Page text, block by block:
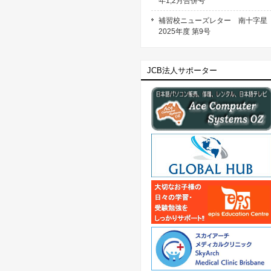
補習校ニューズレター 南十字
2025年度 第9号
JCB法人サポーター